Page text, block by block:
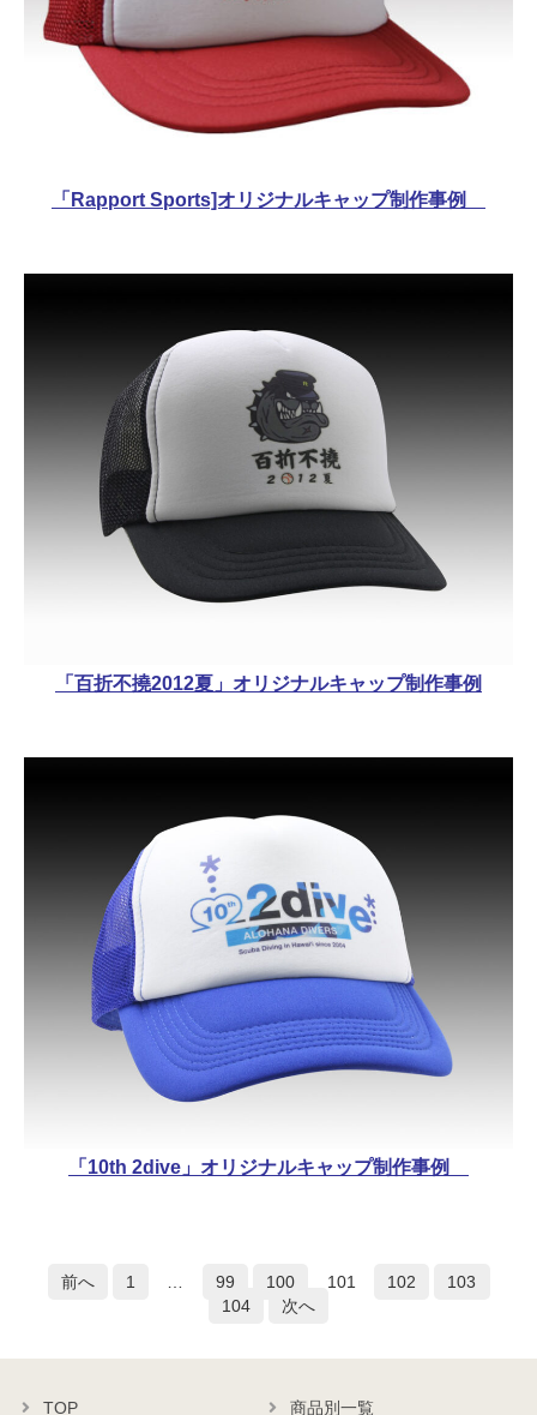
「Rapport Sports]オリジナルキャップ制作事例
「百折不撓2012夏」オリジナルキャップ制作事例
「10th 2dive」オリジナルキャップ制作事例
の
前へ 1 … 99 100 101 102
103
104
次へ
TOP
商品別一覧